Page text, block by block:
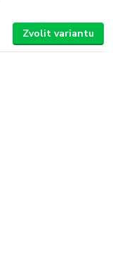
Zvolit variantu